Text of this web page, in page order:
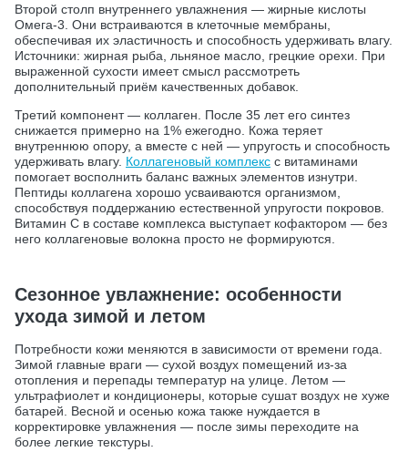
Второй столп внутреннего увлажнения — жирные кислоты
Омега-3. Они встраиваются в клеточные мембраны,
обеспечивая их эластичность и способность удерживать влагу.
Источники: жирная рыба, льняное масло, грецкие орехи. При
выраженной сухости имеет смысл рассмотреть
дополнительный приём качественных добавок.
Третий компонент — коллаген. После 35 лет его синтез
снижается примерно на 1% ежегодно. Кожа теряет
внутреннюю опору, а вместе с ней — упругость и способность
удерживать влагу. Коллагеновый комплекс с витаминами
помогает восполнить баланс важных элементов изнутри.
Пептиды коллагена хорошо усваиваются организмом,
способствуя поддержанию естественной упругости покровов.
Витамин С в составе комплекса выступает кофактором — без
него коллагеновые волокна просто не формируются.
Сезонное увлажнение: особенности
ухода зимой и летом
Потребности кожи меняются в зависимости от времени года.
Зимой главные враги — сухой воздух помещений из-за
отопления и перепады температур на улице. Летом —
ультрафиолет и кондиционеры, которые сушат воздух не хуже
батарей. Весной и осенью кожа также нуждается в
корректировке увлажнения — после зимы переходите на
более легкие текстуры.